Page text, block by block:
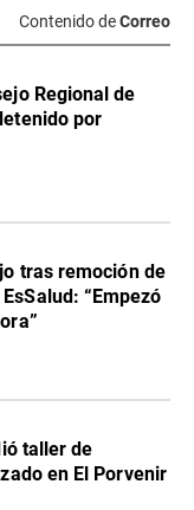
Contenido deCorreo
Regional de
por
tras remoción de
“Empezó
taller de
en El Porvenir